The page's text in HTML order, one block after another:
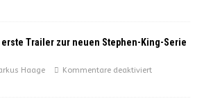
erste Trailer zur neuen Stephen-King-Serie
Haage Kommentare deaktiviert